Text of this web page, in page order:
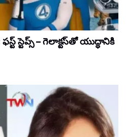
స్టెప్స్ – గెలాక్టస్‌తో యుద్ధానికి